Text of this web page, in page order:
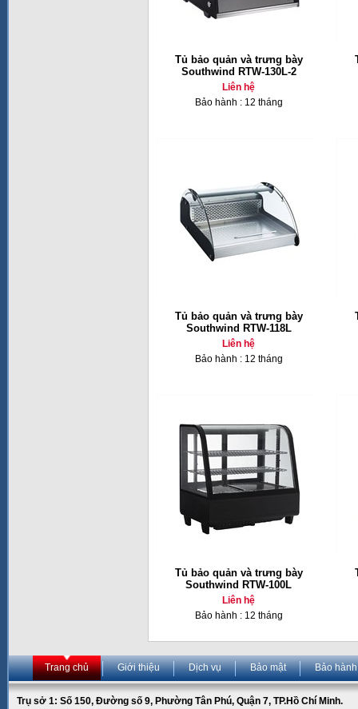
Tủ bảo quản và trưng bày
Southwind RTW-130L-2
Liên hệ
Bảo hành : 12 tháng
Tủ bảo quản và trưng bày
Southwind RTW-118L
Liên hệ
Bảo hành : 12 tháng
Tủ bảo quản và trưng bày
Southwind RTW-100L
Liên hệ
Bảo hành : 12 tháng
Trang chủ Giới thiệu Dịch vụ Bảo mật Bảo hành
Trụ sở 1: Số 150, Đường số 9, Phường Tân Phú, Quận 7, TP.Hồ Chí Minh.